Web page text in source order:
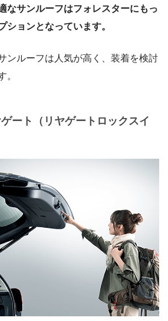
なサンルーフはフォレスターにもっ
ションとなっています。
ンルーフは人気が高く、装着を検討
。
ート（リヤゲートロックスイ